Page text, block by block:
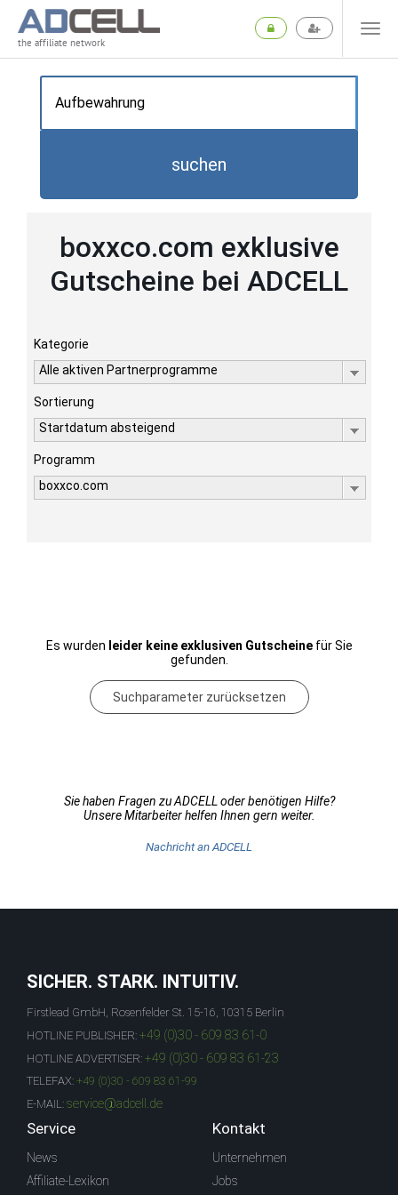
the affiliate network
suchen
boxxco.com exklusive
Gutscheine bei ADCELL
Kategorie
Alle aktiven Partnerprogramme
Sortierung
Startdatum absteigend
Programm
boxxco.com
Es wurden leider keine exklusiven Gutscheinefür Sie
gefunden.
Suchparameter zurücksetzen
Sie haben Fragen zu ADCELL oder benötigen Hilfe?
Unsere Mitarbeiter helfen Ihnen gern weiter.
Nachricht an ADCELL
SICHER. STARK. INTUITIV.
Firstlead GmbH, Rosenfelder St. 15-16, 10315 Berlin
HOTLINE PUBLISHER: +49 (0)30 - 609 83 61-0
HOTLINE ADVERTISER: +49 (0)30 - 609 83 61-23
TELEFAX: +49 (0)30 - 609 83 61-99
E-MAIL: service@adcell.de
Service
News
Affiliate-Lexikon
Kontakt
Unternehmen
Jobs